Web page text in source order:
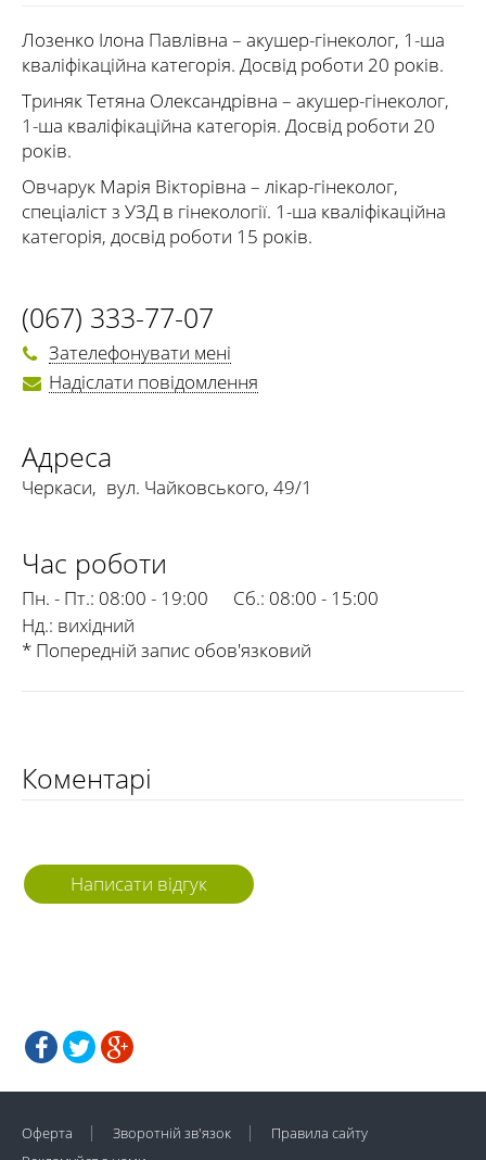
Лозенко Ілона Павлівна – акушер-гінеколог, 1-ша
кваліфікаційна категорія. Досвід роботи 20 років.
Триняк Тетяна Олександрівна – акушер-гінеколог,
1-ша кваліфікаційна категорія. Досвід роботи 20
років.
Овчарук Марія Вікторівна – лікар-гінеколог,
спеціаліст з УЗД в гінекології. 1-ша кваліфікаційна
категорія, досвід роботи 15 років.
(067) 333-77-07
Зателефонувати мені
Надіслати повідомлення
Адреса
Черкаси, вул. Чайковського, 49/1
Час роботи
Пн. - Пт.: 08:00 - 19:00 Сб.: 08:00 - 15:00
Нд.: вихідний
* Попередній запис обов'язковий
Коментарі
Написати відгук
Оферта Зворотній зв'язок
Правила сайту